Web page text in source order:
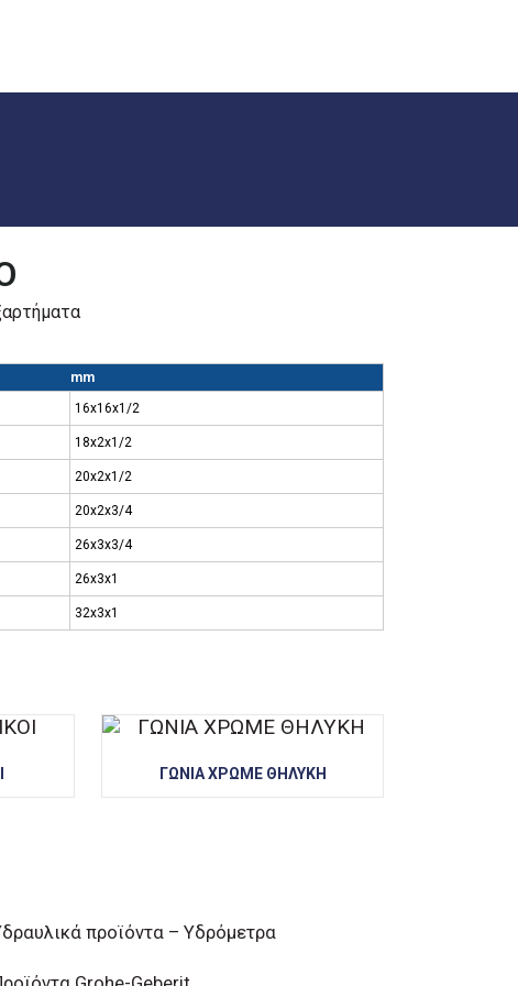
mm
16x16x1/2
18x2x1/2
20x2x1/2
20x2x3/4
26x3x3/4
26x3x1
32x3x1
ΓΩΝΙΑ ΧΡΩΜΕ ΘΗΛΥΚΗ
προϊόντα – Υδρόμετρα